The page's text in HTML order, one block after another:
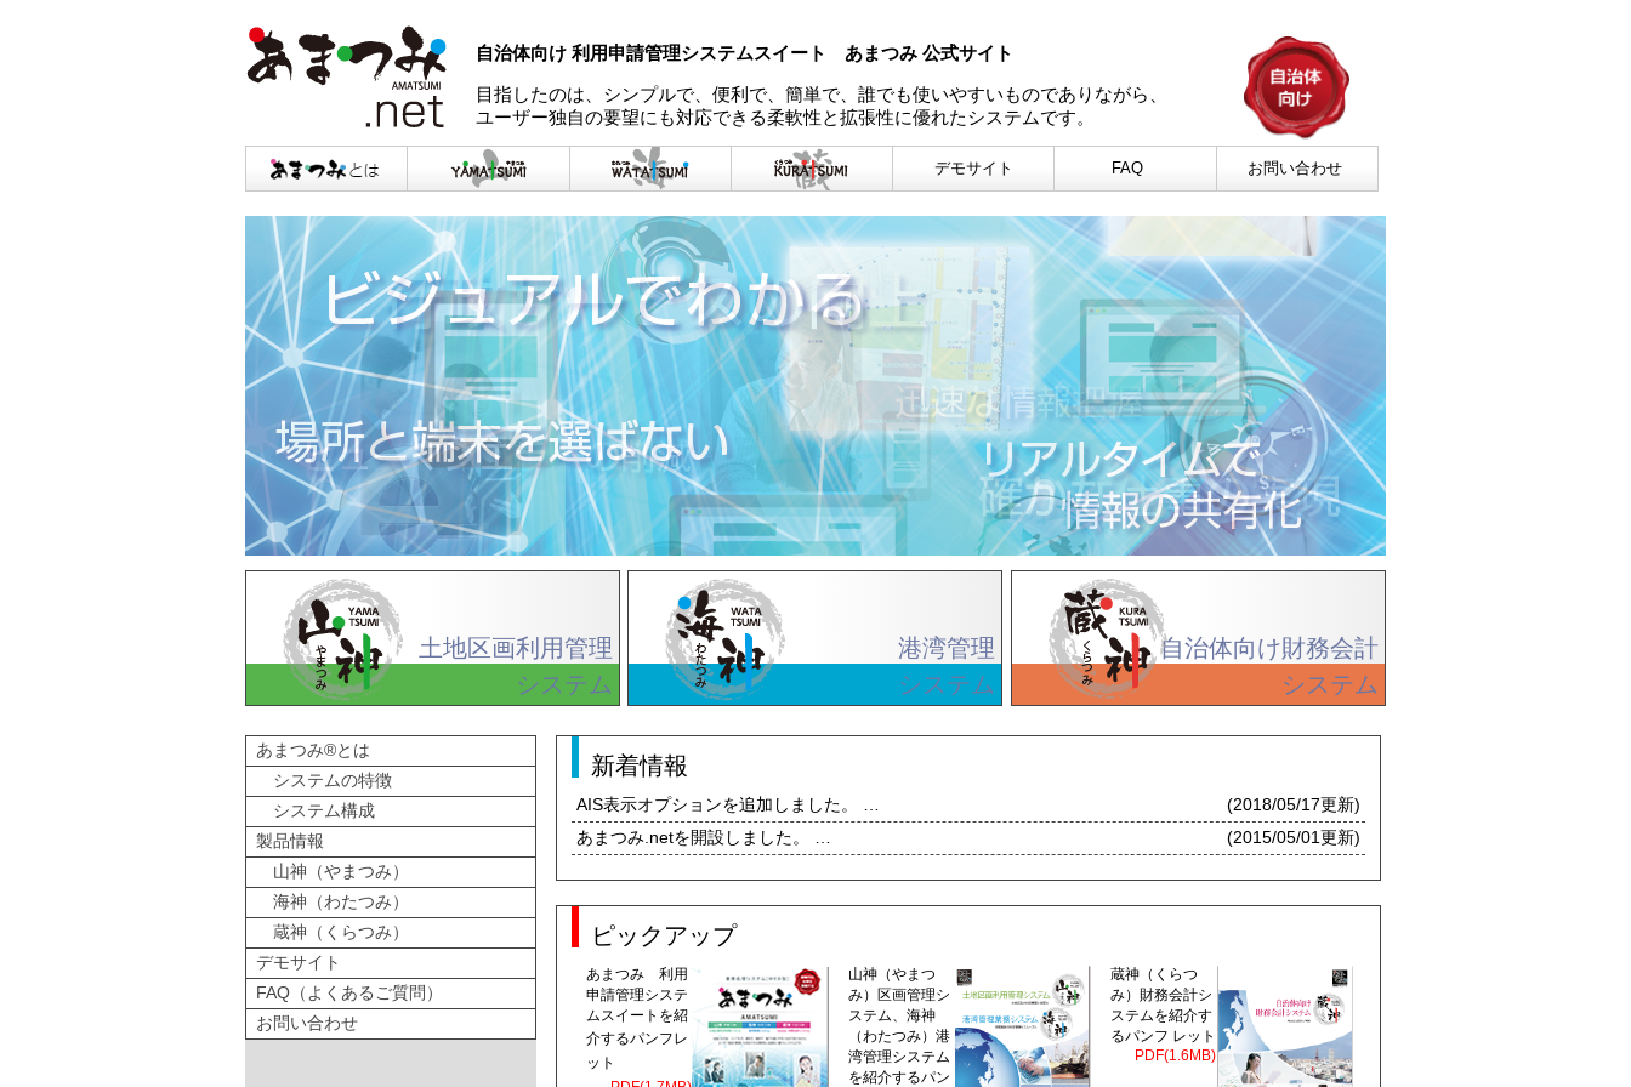
自治体向け 利用申請管理システムスイート あまつみ 公式サイト
目指したのは、シンプルで、便利で、簡単で、誰でも使いやすいものでありながら、
ユーザー独自の要望にも対応できる柔軟性と拡張性に優れたシステムです。
まつみ とは 神（やまつみ）－土
地区画利用管理シス
テム
神（わたつみ）－港
湾管理システム
神（くらつみ）－財
務会計システム
デモサイト FAQ お問い合わせ
土地区画利用管理
システム
港湾管理
システム
自治体向け財務会計
システム
新着情報
AIS表示オプションを追加しました。 …
(2018/05/17更新)
あまつみ.netを開設しました。 …
(2015/05/01更新)
ピックアップ
あまつみ 利用
申請管理システ
ムスイートを紹
介するパンフレ
ット
山神（やまつ
み）区画管理シ
ステム、海神
（わたつみ）港
湾管理システム
を紹介するパン
蔵神（くらつ
み）財務会計シ
ステムを紹介す
るパンフ レット
PDF(1.6MB)
あまつみ®とは
システムの特徴
システム構成
製品情報
山神（やまつみ）
海神（わたつみ）
蔵神（くらつみ）
デモサイト
FAQ（よくあるご質問）
お問い合わせ